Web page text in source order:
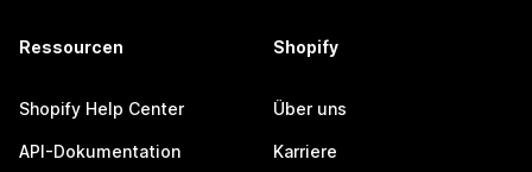
Ressourcen
Shopify Help Center
API-Dokumentation
Shopify
Über uns
Karriere